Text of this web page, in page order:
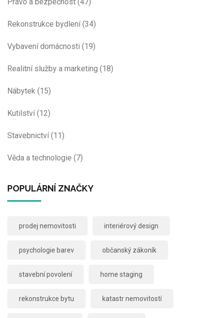
Rekonstrukce bydlení(34)
Vybavení domácnosti (19)
Realitní služby a marketing (18)
Nábytek (15)
Kutilství(12)
Stavebnictví(11)
Věda a technologie (7)
POPULÁRNÍ ZNAČKY
prodej nemovitosti interiérový design
psychologie barev občanský zákoník
stavební povolení home staging
rekonstrukce bytu katastr nemovitostí